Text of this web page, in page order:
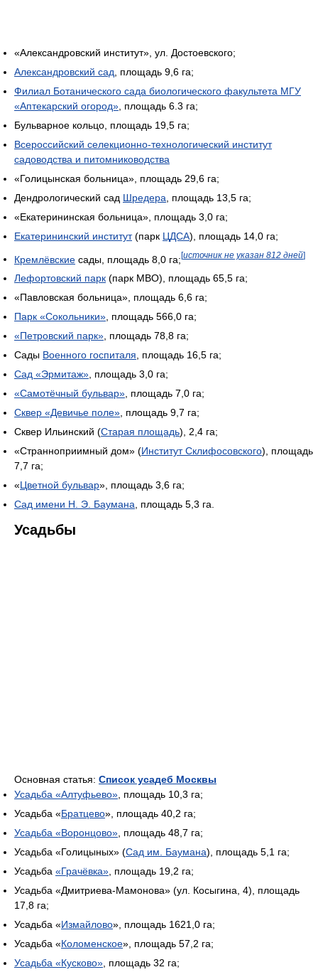
«Александровский институт», ул. Достоевского;
Александровский сад , площадь 9,6 га;
Филиал Ботанического сада биологического факультета МГУ
«Аптекарский огород» , площадь 6.3 га;
Бульварное кольцо, площадь 19,5 га;
Всероссийский селекционно-технологический институт
садоводства и питомниководства
«Голицынская больница», площадь 29,6 га;
Дендрологический сад Шредера , площадь 13,5 га;
«Екатерининская больница», площадь 3,0 га;
Екатерининский институт(парк ЦДСА), площадь 14,0 га;
Кремлёвские сады, площадь 8,0 га; [источник не указан 812 дней]
Лефортовский парк (парк МВО), площадь 65,5 га;
«Павловская больница», площадь 6,6 га;
Парк «Сокольники», площадь 566,0 га;
«Петровский парк», площадь 78,8 га;
Сады Военного госпиталя, площадь 16,5 га;
Сад «Эрмитаж», площадь 3,0 га;
«Самотёчный бульвар», площадь 7,0 га;
Сквер «Девичье поле», площадь 9,7 га;
Сквер Ильинский (Старая площадь), 2,4 га;
«Странноприимный дом» (Институт Склифосовского), площадь
7,7 га;
«Цветной бульвар», площадь 3,6 га;
Сад имени Н. Э. Баумана, площадь 5,3 га.
Усадьбы
Основная статья: Список усадеб Москвы
Усадьба «Алтуфьево», площадь 10,3 га;
Усадьба «Братцево», площадь 40,2 га;
Усадьба «Воронцово», площадь 48,7 га;
Усадьба «Голицыных» (Сад им. Баумана), площадь 5,1 га;
Усадьба «Грачёвка», площадь 19,2 га;
Усадьба «Дмитриева-Мамонова» (ул. Косыгина, 4), площадь
17,8 га;
Усадьба «Измайлово», площадь 1621,0 га;
Усадьба «Коломенское», площадь 57,2 га;
Усадьба «Кусково», площадь 32 га;